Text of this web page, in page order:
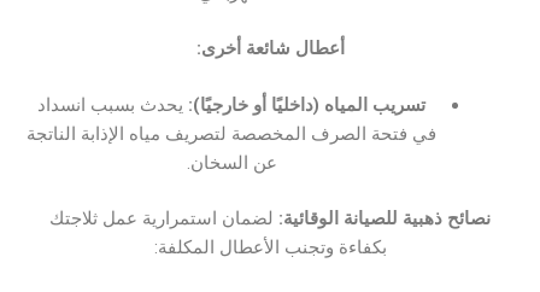
أعطال شائعة أخرى:
تسريب المياه (داخليًا أو خارجيًا): يحدث بسبب انسداد
في فتحة الصرف المخصصة لتصريف مياه الإذابة الناتجة
عن السخان.
نصائح ذهبية للصيانة الوقائية: لضمان استمرارية عمل ثلاجتك
بكفاءة وتجنب الأعطال المكلفة: